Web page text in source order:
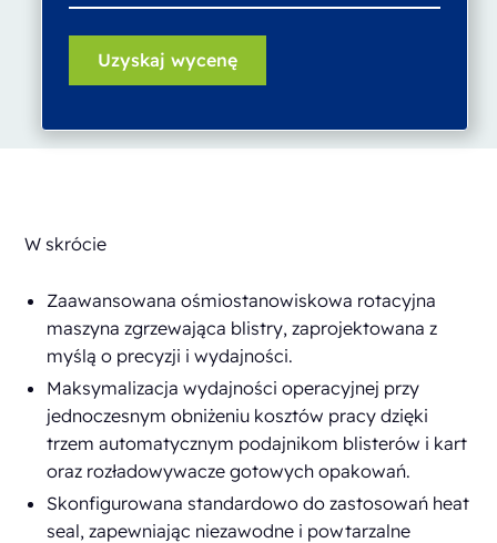
W skrócie
Zaawansowana ośmiostanowiskowa rotacyjna
maszyna zgrzewająca blistry, zaprojektowana z
myślą o precyzji i wydajności.
Maksymalizacja wydajności operacyjnej przy
jednoczesnym obniżeniu kosztów pracy dzięki
trzem automatycznym podajnikom blisterów i kart
oraz rozładowywacze gotowych opakowań.
Skonfigurowana standardowo do zastosowań heat
seal, zapewniając niezawodne i powtarzalne